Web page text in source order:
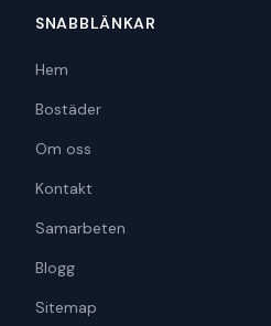
SNABBLÄNKAR
Hem
Bostäder
Om oss
Kontakt
Samarbeten
Blogg
Sitemap